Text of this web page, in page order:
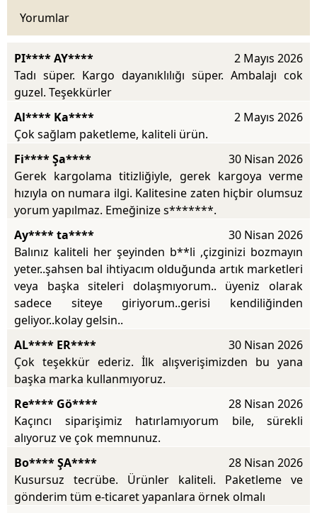
Yorumlar
PI**** AY****
2 Mayıs 2026
Tadı süper. Kargo dayanıklılığı süper. Ambalajı cok
guzel. Teşekkürler
Al**** Ka****
2 Mayıs 2026
Çok sağlam paketleme, kaliteli ürün.
Fi**** Şa****
30 Nisan 2026
Gerek kargolama titizliğiyle, gerek kargoya verme
hızıyla on numara ilgi. Kalitesine zaten hiçbir olumsuz
yorum yapılmaz. Emeğinize s*******.
Ay**** ta****
30 Nisan 2026
Balınız kaliteli her şeyinden b**li ,çizginizi bozmayın
yeter..şahsen bal ihtiyacım olduğunda artık marketleri
veya başka siteleri dolaşmıyorum.. üyeniz olarak
sadece siteye giriyorum..gerisi kendiliğinden
geliyor..kolay gelsin..
AL**** ER****
30 Nisan 2026
Çok teşekkür ederiz. İlk alışverişimizden bu yana
başka marka kullanmıyoruz.
Re**** Gö****
28 Nisan 2026
Kaçıncı siparişimiz hatırlamıyorum bile, sürekli
alıyoruz ve çok memnunuz.
Bo**** ŞA****
28 Nisan 2026
Kusursuz tecrübe. Ürünler kaliteli. Paketleme ve
gönderim tüm e-ticaret yapanlara örnek olmalı